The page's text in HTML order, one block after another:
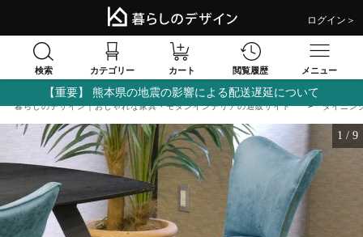
ログイン＞
検索 カテゴリー カート 閲覧履歴 メニュー
【重要】 熊本県の地震の影響による配送遅延について
暮らしのデザイン｜おしゃれな家具・モダンインテリアの通販サイト ダイニン
1 / 9